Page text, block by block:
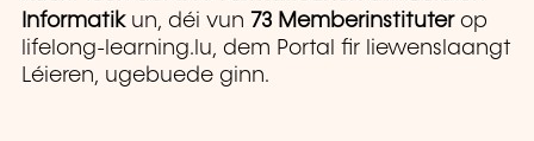
Informatikun, déi vun 73 Memberinstituter op
lifelong-learning.lu, dem Portal fir liewenslaangt
Léieren, ugebuede ginn.